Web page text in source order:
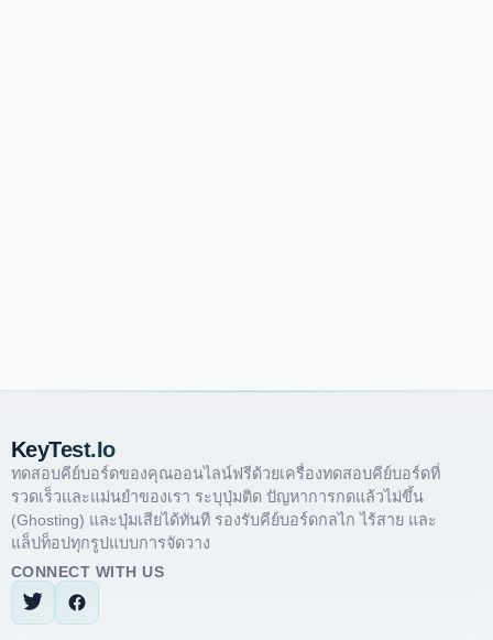
KeyTest.io
ทดสอบคีย์บอร์ดของคุณออนไลน์ฟรีด้วยเครื่องทดสอบคีย์บอร์ดที่
รวดเร็วและแม่นยำของเรา ระบุปุ่มติด ปัญหาการกดแล้วไม่ขึ้น
(ghosting) และปุ่มเสียได้ทันที รองรับคีย์บอร์ดกลไก ไร้สาย และ
แล็ปท็อปทุกรูปแบบการจัดวาง
CONNECT WITH US